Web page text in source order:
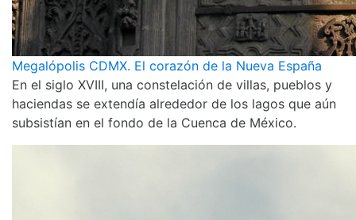
Megalópolis CDMX. El corazón de la Nueva España
En el siglo XVIII, una constelación de villas, pueblos y
haciendas se extendía alrededor de los lagos que aún
subsistían en el fondo de la Cuenca de México.